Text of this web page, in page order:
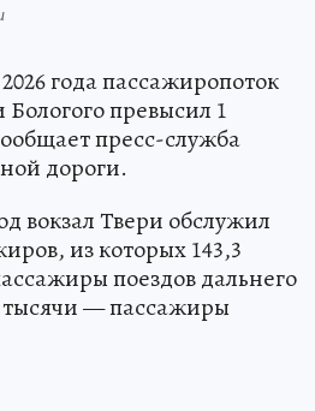
года пассажиропоток
превысил 1
пресс-служба
дороги.
вокзал Твери обслужил
из которых 143,3
поездов дальнего
тысячи — пассажиры